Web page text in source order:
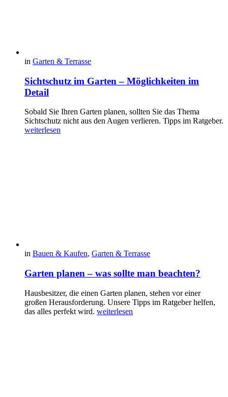
in Garten & Terrasse
Sichtschutz im Garten – Möglichkeiten im
Detail
Sobald Sie Ihren Garten planen, sollten Sie das Thema
Sichtschutz nicht aus den Augen verlieren. Tipps im Ratgeber.
weiterlesen
in Bauen & Kaufen, Garten & Terrasse
Garten planen – was sollte man beachten?
Hausbesitzer, die einen Garten planen, stehen vor einer
großen Herausforderung. Unsere Tipps im Ratgeber helfen,
das alles perfekt wird. weiterlesen